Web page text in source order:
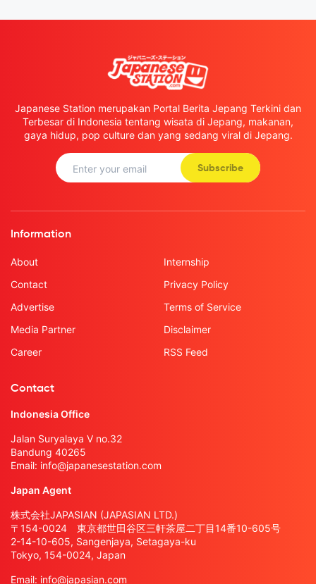
Japanese Station merupakan Portal Berita Jepang Terkini dan
Terbesar di Indonesia tentang wisata di Jepang, makanan,
gaya hidup, pop culture dan yang sedang viral di Jepang.
Subscribe
Information
About
Contact
Advertise
Media Partner
Career
Internship
Privacy Policy
Terms of Service
Disclaimer
RSS Feed
Contact
Indonesia Office
Jalan Suryalaya V no.32
Bandung 40265
Email: info@japanesestation.com
Japan Agent
株式会社JAPASIAN (JAPASIAN LTD.)
〒154-0024 東京都世田谷区三軒茶屋二丁目14番10-605号
2-14-10-605, Sangenjaya, Setagaya-ku
Tokyo, 154-0024, Japan
Email: info@japasian.com